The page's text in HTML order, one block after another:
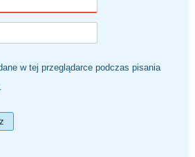
w tej przeglądarce podczas pisania